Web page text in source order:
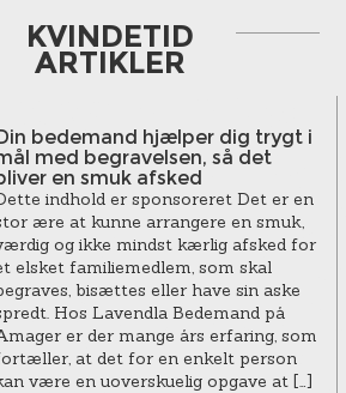
KVINDETID
ARTIKLER
bedemand hjælper dig trygt i
med begravelsen, så det
en smuk afsked
indhold er sponsoreret Det er en
ære at kunne arrangere en smuk,
og ikke mindst kærlig afsked for
elsket familiemedlem, som skal
bisættes eller have sin aske
Hos Lavendla Bedemand på
er der mange års erfaring, som
at det for en enkelt person
være en uoverskuelig opgave at […]